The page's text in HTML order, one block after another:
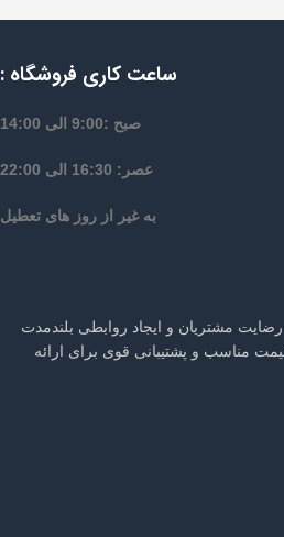
ساعت کاری فروشگاه :
صبح :9:00 الی 14:00
عصر: 16:30 الی 22:00
به غیر از روز های تعطیل
مشتریان و ایجاد روابطی بلندمدت
مناسب و پشتیبانی قوی برای ارائه